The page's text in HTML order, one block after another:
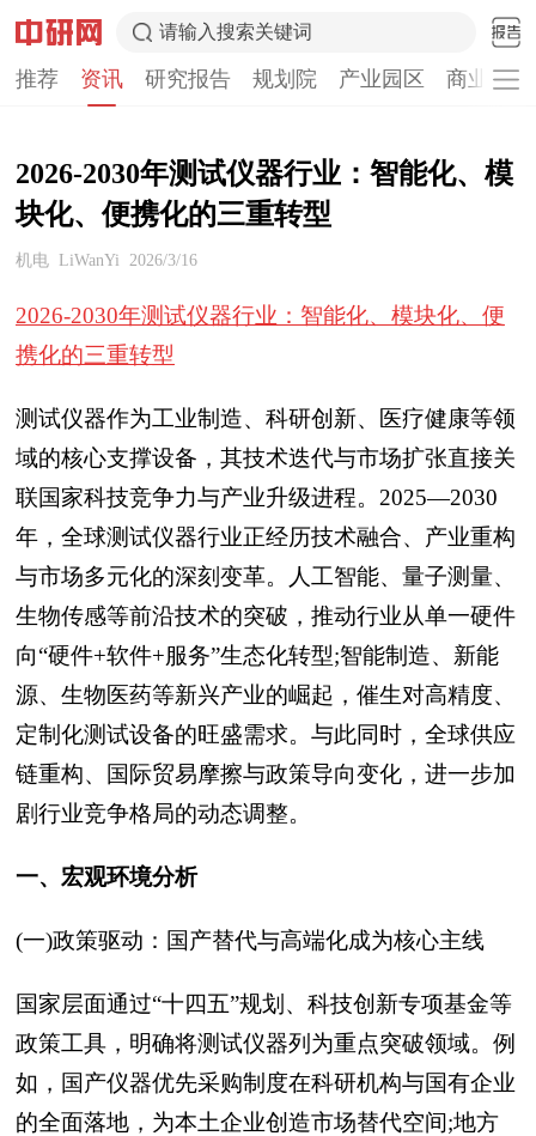
请输入搜索关键词
推荐 资讯 研究报告 规划院 产业园区 商业计
2026-2030年测试仪器行业：智能化、模
块化、便携化的三重转型
机电 LiWanYi 2026/3/16
2026-2030年测试仪器行业：智能化、模块化、便
携化的三重转型
测试仪器作为工业制造、科研创新、医疗健康等领
域的核心支撑设备，其技术迭代与市场扩张直接关
联国家科技竞争力与产业升级进程。2025—2030
年，全球测试仪器行业正经历技术融合、产业重构
与市场多元化的深刻变革。人工智能、量子测量、
生物传感等前沿技术的突破，推动行业从单一硬件
向“硬件+软件+服务”生态化转型;智能制造、新能
源、生物医药等新兴产业的崛起，催生对高精度、
定制化测试设备的旺盛需求。与此同时，全球供应
链重构、国际贸易摩擦与政策导向变化，进一步加
剧行业竞争格局的动态调整。
一、宏观环境分析
(一)政策驱动：国产替代与高端化成为核心主线
国家层面通过“十四五”规划、科技创新专项基金等
政策工具，明确将测试仪器列为重点突破领域。例
如，国产仪器优先采购制度在科研机构与国有企业
的全面落地，为本土企业创造市场替代空间;地方